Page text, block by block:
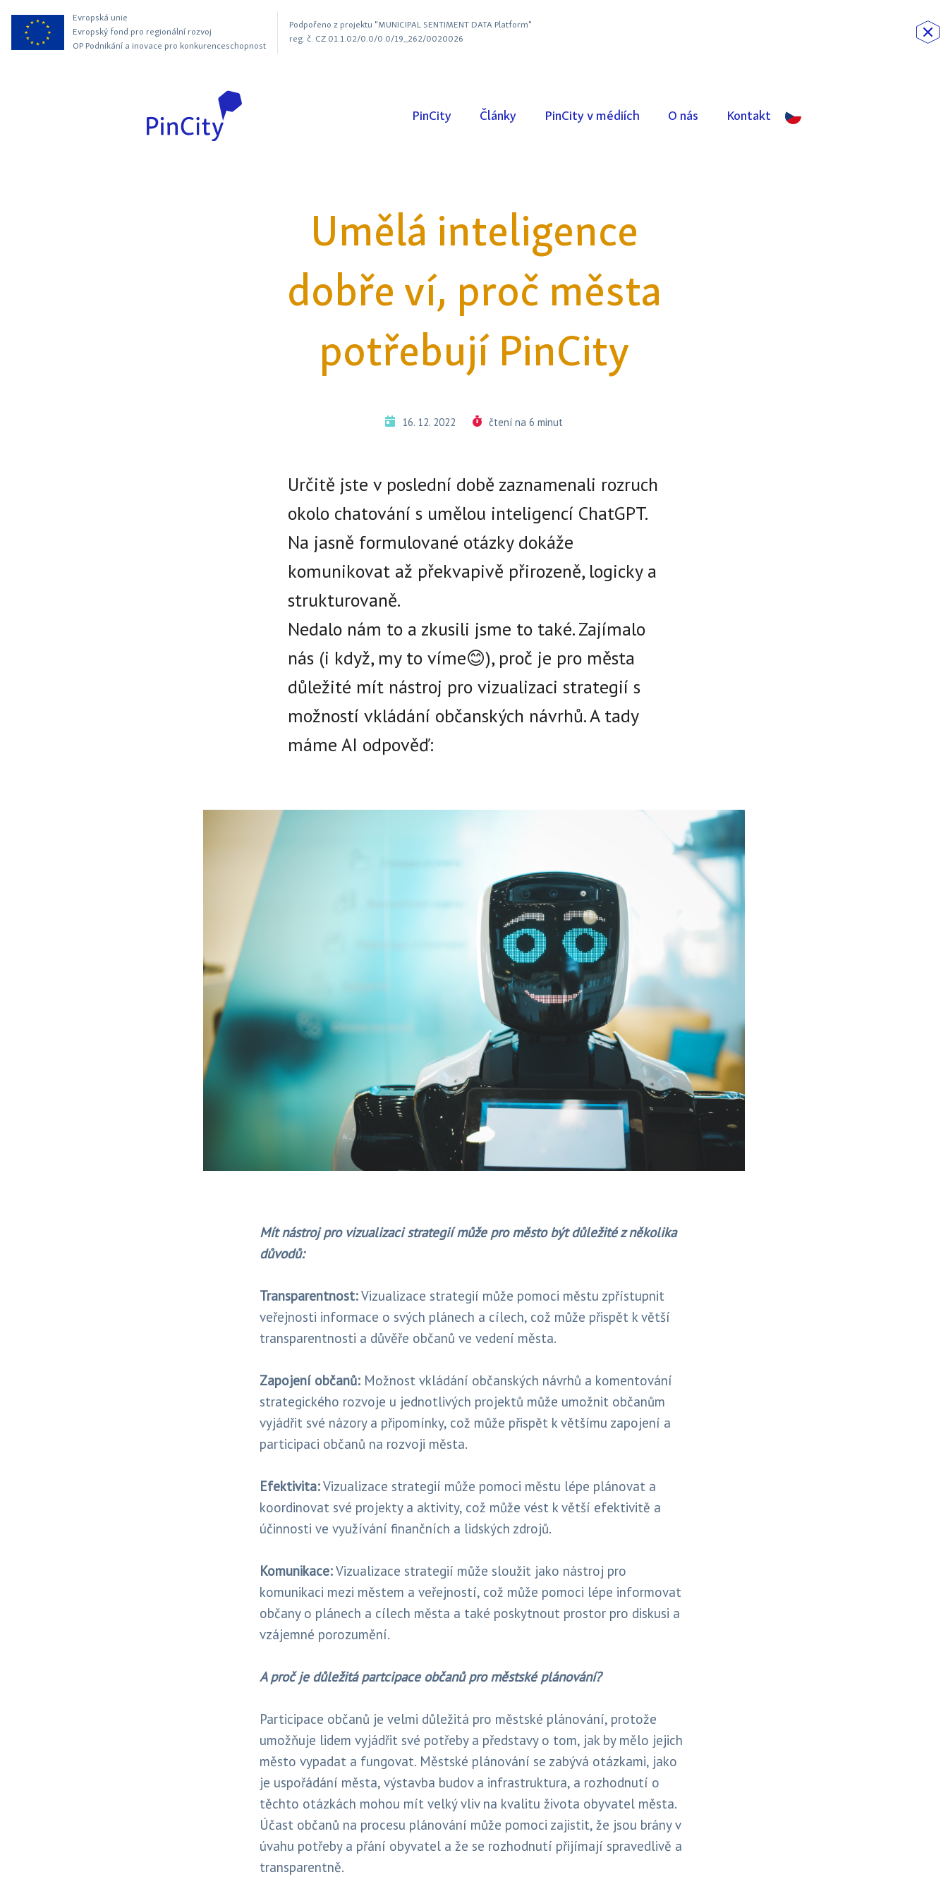
Evropská unie
Evropský fond pro regionální rozvoj
OP Podnikání a inovace pro konkurenceschopnost
Podpořeno z projektu "MUNICIPAL SENTIMENT DATA Platform"
reg. č. CZ.01.1.02/0.0/0.0/19_262/0020026
PinCity Články PinCity v médiích O nás Kontakt
Umělá inteligence
dobře ví, proč města
potřebují PinCity
16. 12. 2022 čtení na 6 minut
Určitě jste v poslední době zaznamenali rozruch
okolo chatování s umělou inteligencí ChatGPT.
Na jasně formulované otázky dokáže
komunikovat až překvapivě přirozeně, logicky a
strukturovaně.
Nedalo nám to a zkusili jsme to také. Zajímalo
nás (i když, my to víme😊), proč je pro města
důležité mít nástroj pro vizualizaci strategií s
možností vkládání občanských návrhů. A tady
máme AI odpověď:
Mít nástroj pro vizualizaci strategií může pro město být důležité z několika
důvodů:
Transparentnost:Vizualizace strategií může pomoci městu zpřístupnit
veřejnosti informace o svých plánech a cílech, což může přispět k větší
transparentnosti a důvěře občanů ve vedení města.
Zapojení občanů:Možnost vkládání občanských návrhů a komentování
strategického rozvoje u jednotlivých projektů může umožnit občanům
vyjádřit své názory a připomínky, což může přispět k většímu zapojení a
participaci občanů na rozvoji města.
Efektivita:Vizualizace strategií může pomoci městu lépe plánovat a
koordinovat své projekty a aktivity, což může vést k větší efektivitě a
účinnosti ve využívání finančních a lidských zdrojů.
Komunikace:Vizualizace strategií může sloužit jako nástroj pro
komunikaci mezi městem a veřejností, což může pomoci lépe informovat
občany o plánech a cílech města a také poskytnout prostor pro diskusi a
vzájemné porozumění.
A proč je důležitá partcipace občanů pro městské plánování?
Participace občanů je velmi důležitá pro městské plánování, protože
umožňuje lidem vyjádřit své potřeby a představy o tom, jak by mělo jejich
město vypadat a fungovat. Městské plánování se zabývá otázkami, jako
je uspořádání města, výstavba budov a infrastruktura, a rozhodnutí o
těchto otázkách mohou mít velký vliv na kvalitu života obyvatel města.
Účast občanů na procesu plánování může pomoci zajistit, že jsou brány v
úvahu potřeby a přání obyvatel a že se rozhodnutí přijímají spravedlivě a
transparentně.